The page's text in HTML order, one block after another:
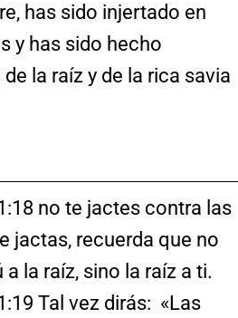
has sido injertado en
y has sido hecho
la raíz y de la rica savia
no te jactes contra las
jactas, recuerda que no
la raíz, sino la raíz a ti.
Tal vez dirás: «Las